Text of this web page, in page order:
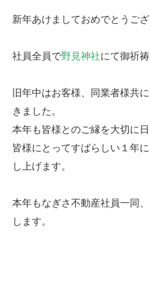
新年あけましておめでとうござ
社員全員で野見神社にて御祈
旧年中はお客様、同業者様共
きました。
本年も皆様とのご縁を大切に日
皆様にとってすばらしい１年
し上げます。
本年もなぎさ不動産社員一同
します。